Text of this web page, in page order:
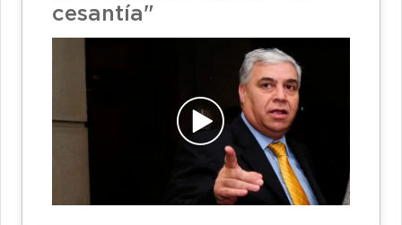
cesantía"